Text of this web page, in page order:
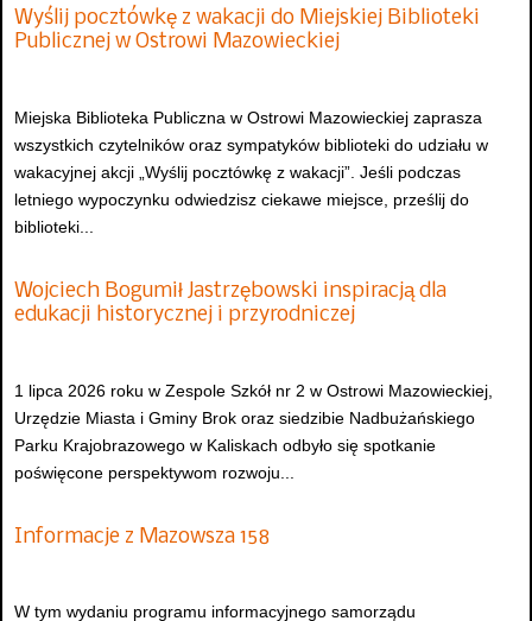
Wyślij pocztówkę z wakacji do Miejskiej Biblioteki
Publicznej w Ostrowi Mazowieckiej
Miejska Biblioteka Publiczna w Ostrowi Mazowieckiej zaprasza
wszystkich czytelników oraz sympatyków biblioteki do udziału w
wakacyjnej akcji „Wyślij pocztówkę z wakacji”. Jeśli podczas
letniego wypoczynku odwiedzisz ciekawe miejsce, prześlij do
biblioteki...
Wojciech Bogumił Jastrzębowski inspiracją dla
edukacji historycznej i przyrodniczej
1 lipca 2026 roku w Zespole Szkół nr 2 w Ostrowi Mazowieckiej,
Urzędzie Miasta i Gminy Brok oraz siedzibie Nadbużańskiego
Parku Krajobrazowego w Kaliskach odbyło się spotkanie
poświęcone perspektywom rozwoju...
Informacje z Mazowsza 158
W tym wydaniu programu informacyjnego samorządu